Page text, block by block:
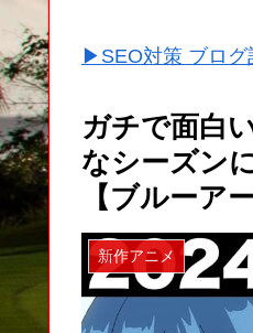
▶SEO対策 ブログ
ガチで面白
なシーズン
【ブルーア
新作アニメ